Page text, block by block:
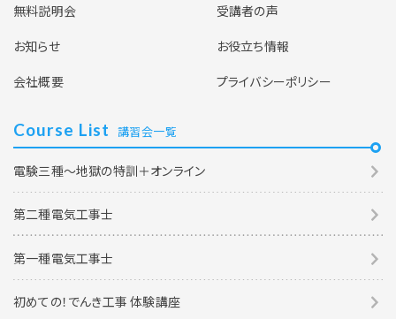
無料説明会
受講者の声
お知らせ
お役立ち情報
会社概要
プライバシーポリシー
Course List 講習会一覧
電験三種～地獄の特訓＋オンライン
第二種電気工事士
第一種電気工事士
初めての！でんき工事 体験講座